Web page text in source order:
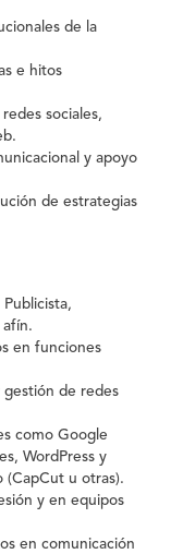
de la
e hitos
sociales,
y apoyo
de estrategias
afín.
en funciones
gestión de redes
como Google
WordPress y
(CapCut u otras).
y en equipos
en comunicación